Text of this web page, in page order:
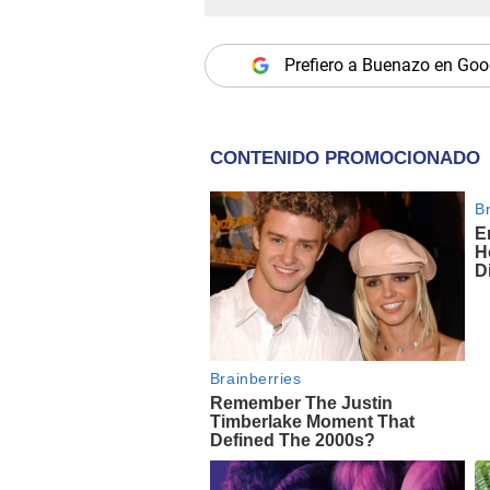
Prefiero a Buenazo en